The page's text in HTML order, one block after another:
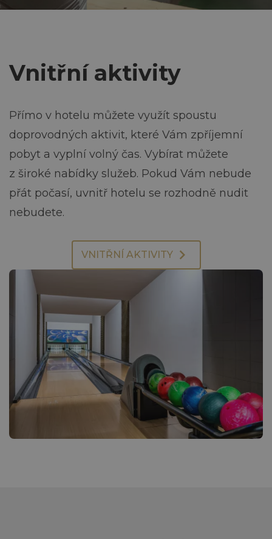
recepce@jezerka.cz
i
g
a
c
e
Kontakt
Vnitřní aktivity
Přímo v hotelu můžete využít spoustu
doprovodných aktivit, které Vám zpříjemní
pobyt a vyplní volný čas. Vybírat můžete
z široké nabídky služeb. Pokud Vám nebude
přát počasí, uvnitř hotelu se rozhodně nudit
nebudete.
VNITŘNÍ AKTIVITY